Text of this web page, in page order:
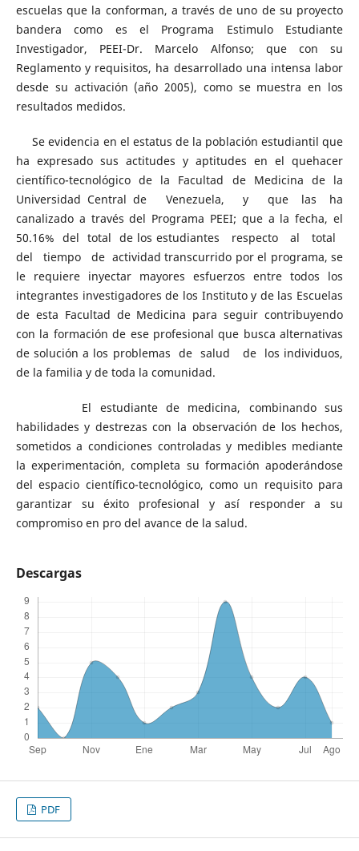
escuelas que la conforman, a través de uno de su proyecto
bandera como es el Programa Estimulo Estudiante
Investigador, PEEI-Dr. Marcelo Alfonso; que con su
Reglamento y requisitos, ha desarrollado una intensa labor
desde su activación (año 2005), como se muestra en los
resultados medidos.
Se evidencia en el estatus de la población estudiantil que
ha expresado sus actitudes y aptitudes en el quehacer
científico-tecnológico de la Facultad de Medicina de la
Universidad Central de Venezuela, y que las ha
canalizado a través del Programa PEEI; que a la fecha, el
50.16% del total de los estudiantes respecto al total
del tiempo de actividad transcurrido por el programa, se
le requiere inyectar mayores esfuerzos entre todos los
integrantes investigadores de los Instituto y de las Escuelas
de esta Facultad de Medicina para seguir contribuyendo
con la formación de ese profesional que busca alternativas
de solución a los problemas de salud de los individuos,
de la familia y de toda la comunidad.
El estudiante de medicina, combinando sus
habilidades y destrezas con la observación de los hechos,
sometidos a condiciones controladas y medibles mediante
la experimentación, completa su formación apoderándose
del espacio científico-tecnológico, como un requisito para
garantizar su éxito profesional y así responder a su
compromiso en pro del avance de la salud.
Descargas
PDF